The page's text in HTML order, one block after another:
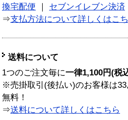
換宅配便
セブンイレブン決済
⇒支払方法について詳しくはこ
送料について
1つのご注文毎に一律1,100円(税
※売掛取引(後払い)のお客様は
無料！
⇒送料について詳しくはこちら